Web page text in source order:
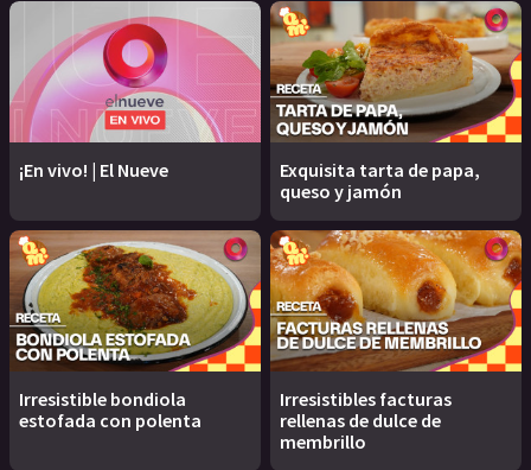
¡En vivo! | El Nueve
Exquisita tarta de papa,
queso y jamón
Irresistible bondiola
estofada con polenta
Irresistibles facturas
rellenas de dulce de
membrillo